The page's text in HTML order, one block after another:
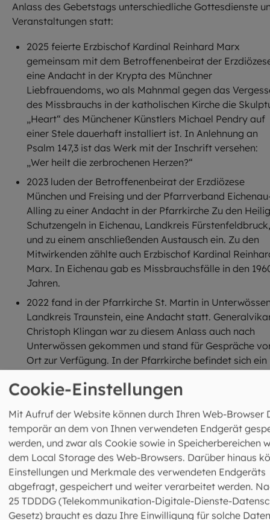
Anlass des Gebetstags unterschiedliche Gottesdienste
Veranstaltungen statt:
2025 feierte Erzbischof Kardinal Reinhard Marx
gemeinsam mit dem Betroffenenbeirat der
eine Andacht in der Krypta des Münchner
Liebfrauendoms, wo als Mahnmal gegen das
des Missbrauchs in der katholischen Kirche die
„Heart“ des Münchener Künstlers Michael Pendry auf
einer Stele dauerhaft installiert ist. In Anlehnung an
Psalm 147,3 ist das Werk mit der Inschrift versehen:
„Wer heilt die zerbrochenen Herzen?“
2023 luden der Betroffenenbeirat der Erzdiözese
München und Freising und der Pfarrverband
Alling zu einer Andacht in der Pfarrkirche Zu den
Schutzengeln in Eichenau, Landkreis Fürstenfeldbruck,
und zu einem anschließenden Austausch ein. Zu den
Mitwirkenden zählte auch Erzbischof Kardinal
Marx. In Eichenau gab es Missbrauchsfälle in den
Jahren.
2022 fand in der Pfarrkirche St. Martin in
Landkreis Traunstein, eine Andacht statt.
Christoph Klingan war zu diesem Anlass auch nach
Unterwössen gekommen und stand für Gespräche
Ort zur Verfügung. In der Pfarrkirche befindet sich ein
Andachtsraum. Er zeigt Szenen von Verurteilung,
an den Wänden stellen Bezüge zum Thema
her. In Unterwössen hatte ein Priester vor mehr als 60
Jahren mehrere Kinder und Jugendliche missbraucht.
Cookie-Einstellungen
Mit Aufruf der Website können durch Ihren Web-Browser
temporär an dem von Ihnen verwendeten Endgerät
werden, und zwar als Cookie sowie in Speicherbereichen
dem Local Storage des Web-Browsers. Darüber hinaus
Einstellungen und Merkmale des verwendeten Endgeräts
abgefragt, gespeichert und weiter verarbeitet werden.
25 TDDDG (Telekommunikation-Digitale-Dienste-
Gesetz) braucht es dazu Ihre Einwilligung für solche